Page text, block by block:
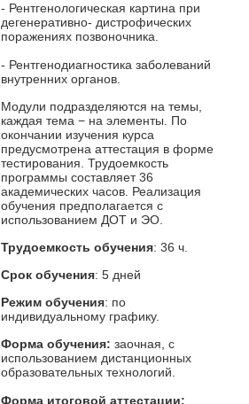
- Рентгенологическая картина при
дегенеративно- дистрофических
поражениях позвоночника.
- Рентгенодиагностика заболеваний
внутренних органов.
Модули подразделяются на темы,
каждая тема − на элементы. По
окончании изучения курса
предусмотрена аттестация в форме
тестирования. Трудоемкость
программы составляет 36
академических часов. Реализация
обучения предполагается с
использованием ДОТ и ЭО.
Трудоемкость обучения: 36 ч.
Срок обучения: 5 дней
Режим обучения: по
индивидуальному графику.
Форма обучения: заочная, с
использованием дистанционных
образовательных технологий.
Форма итоговой аттестации: